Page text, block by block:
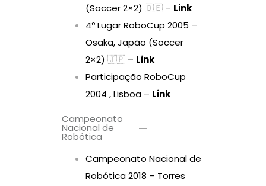
(Soccer 2×2) 🇩🇪 – Link
4º Lugar RoboCup 2005 –
Osaka, Japão (Soccer
2×2) 🇯🇵 – Link
Participação RoboCup
2004 , Lisboa – Link
Campeonato
Nacional de
Robótica
Campeonato Nacional de
Robótica 2018 – Torres